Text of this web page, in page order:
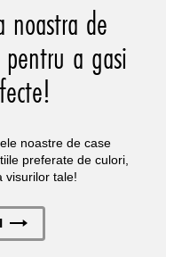
noastra de
a gasi
noastre de case
preferate de culori,
visurilor tale!